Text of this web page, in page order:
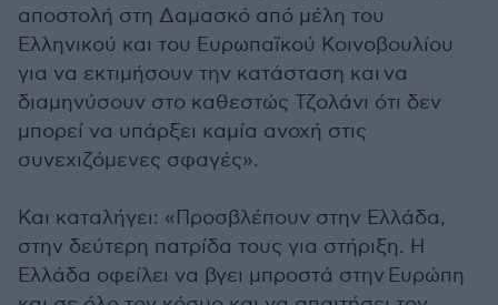
αποστολή στη Δαμασκό από μέλη του
Ελληνικού και του Ευρωπαϊκού Κοινοβουλίου
για να εκτιμήσουν την κατάσταση και να
διαμηνύσουν στο καθεστώς Τζολάνι ότι δεν
μπορεί να υπάρξει καμία ανοχή στις
συνεχιζόμενες σφαγές».
Και καταλήγει: «Προσβλέπουν στην Ελλάδα,
στην δεύτερη πατρίδα τους για στήριξη. Η
Ελλάδα οφείλει να βγει μπροστά στην Ευρώπη